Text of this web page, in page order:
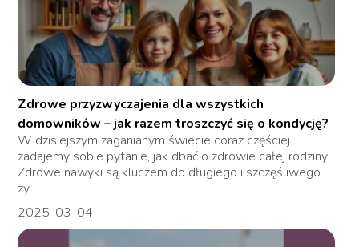
Zdrowe przyzwyczajenia dla wszystkich
domowników – jak razem troszczyć się o kondycję?
W dzisiejszym zaganianym świecie coraz częściej
zadajemy sobie pytanie, jak dbać o zdrowie całej rodziny.
Zdrowe nawyki są kluczem do długiego i szczęśliwego
ży...
2025-03-04